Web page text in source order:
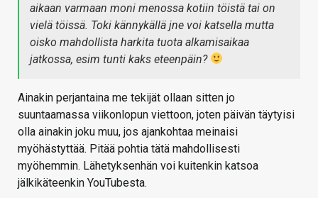
aikaan varmaan moni menossa kotiin töistä tai on
vielä töissä. Toki kännykällä jne voi katsella mutta
oisko mahdollista harkita tuota alkamisaikaa
jatkossa, esim tunti kaks eteenpäin?
Ainakin perjantaina me tekijät ollaan sitten jo
suuntaamassa viikonlopun viettoon, joten päivän täytyisi
olla ainakin joku muu, jos ajankohtaa meinaisi
myöhästyttää. Pitää pohtia tätä mahdollisesti
myöhemmin. Lähetyksenhän voi kuitenkin katsoa
jälkikäteenkin YouTubesta.